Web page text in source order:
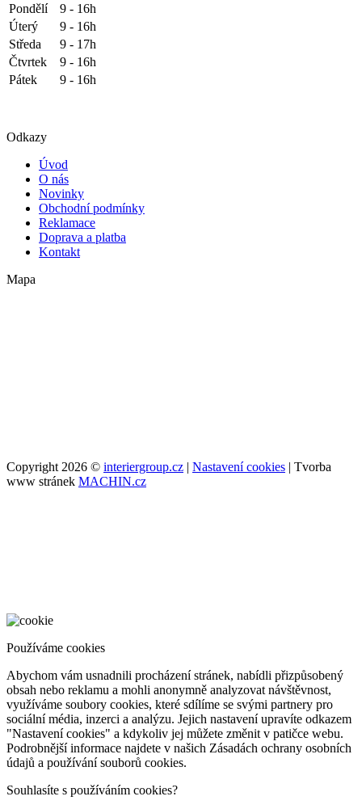
Pondělí
9 - 16h
Úterý
9 - 16h
Středa
9 - 17h
Čtvrtek
9 - 16h
Pátek
9 - 16h
Odkazy
Úvod
O nás
Novinky
Obchodní podmínky
Reklamace
Doprava a platba
Kontakt
Mapa
Copyright 2026 © interiergroup.cz | Nastavení cookies | Tvorba
www stránek MACHIN.cz
Používáme cookies
Abychom vám usnadnili procházení stránek, nabídli přizpůsobený
obsah nebo reklamu a mohli anonymně analyzovat návštěvnost,
využíváme soubory cookies, které sdílíme se svými partnery pro
sociální média, inzerci a analýzu. Jejich nastavení upravíte odkazem
"Nastavení cookies" a kdykoliv jej můžete změnit v patičce webu.
Podrobnější informace najdete v našich Zásadách ochrany osobních
údajů a používání souborů cookies.
Souhlasíte s používáním cookies?